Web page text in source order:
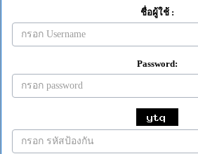
ชื่อผู้ใช้ :
Password: